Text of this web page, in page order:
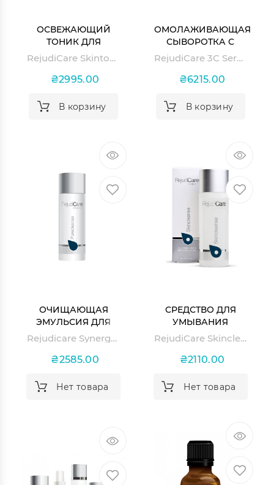
ОСВЕЖАЮЩИЙ
ТОНИК ДЛЯ
ЧУВСТВИТЕЛЬНОЙ
КОЖИ SKINTONIC
RejudiCare Skintonic
₴2995.00
В корзину
ОМОЛАЖИВАЮЩАЯ
СЫВОРОТКА С
ВИТАМИНОМ С 3CRejudiCare 3C Serum
₴6215.00
В корзину
ОЧИЩАЮЩАЯ
ЭМУЛЬСИЯ ДЛЯ
ЧУВСТВИТЕЛЬНОЙ
КОЖИ
Rejudicare Synergy Purecleanse
₴2585.00
Нет товара
СРЕДСТВО ДЛЯ
УМЫВАНИЯ
RejudiCare Skincleanse
₴2110.00
Нет товара